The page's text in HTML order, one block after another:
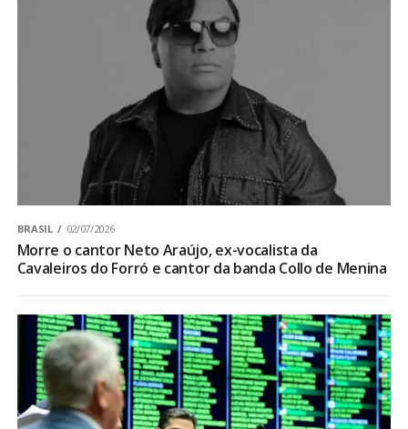
BRASIL 02/07/2026
Morre o cantor Neto Araújo, ex-vocalista da
Cavaleiros do Forró e cantor da banda Collo de Menina